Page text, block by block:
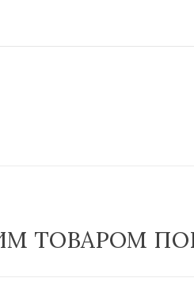
ТОВАРОМ